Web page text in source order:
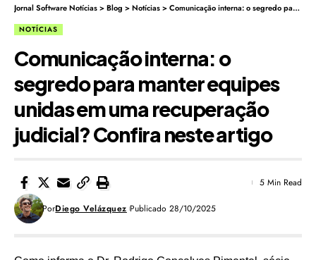
Jornal Software Notícias>Blog >Notícias>Comunicação interna: o segredo para manter equipes unidas em uma recuperação judicial? Confira neste artigo
NOTÍCIAS
Comunicação interna: o
segredo para manter equipes
unidas em uma recuperação
judicial? Confira neste artigo
PorDiego Velázquez Publicado 28/10/2025
5 Min Read